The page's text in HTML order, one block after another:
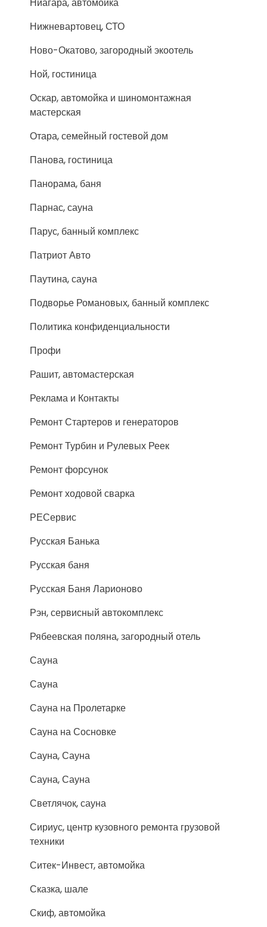
Ниагара, автомойка
Нижневартовец, СТО
Ново-Окатово, загородный экоотель
Ной, гостиница
Оскар, автомойка и шиномонтажная
мастерская
Отара, семейный гостевой дом
Панова, гостиница
Панорама, баня
Парнас, сауна
Парус, банный комплекс
Патриот Авто
Паутина, сауна
Подворье Романовых, банный комплекс
Политика конфиденциальности
Профи
Рашит, автомастерская
Реклама и Контакты
Ремонт Стартеров и генераторов
Ремонт Турбин и Рулевых Реек
Ремонт форсунок
Ремонт ходовой сварка
РЕСервис
Русская Банька
Русская баня
Русская Баня Ларионово
Рэн, сервисный автокомплекс
Рябеевская поляна, загородный отель
Сауна
Сауна
Сауна на Пролетарке
Сауна на Сосновке
Сауна, Сауна
Сауна, Сауна
Светлячок, сауна
Сириус, центр кузовного ремонта грузовой
техники
Ситек-Инвест, автомойка
Сказка, шале
Скиф, автомойка